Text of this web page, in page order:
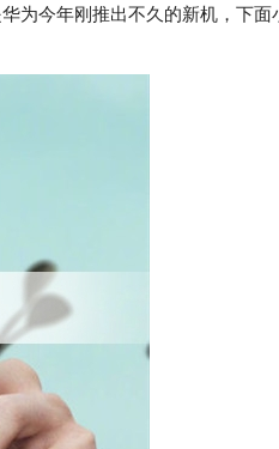
为今年刚推出不久的新机，下